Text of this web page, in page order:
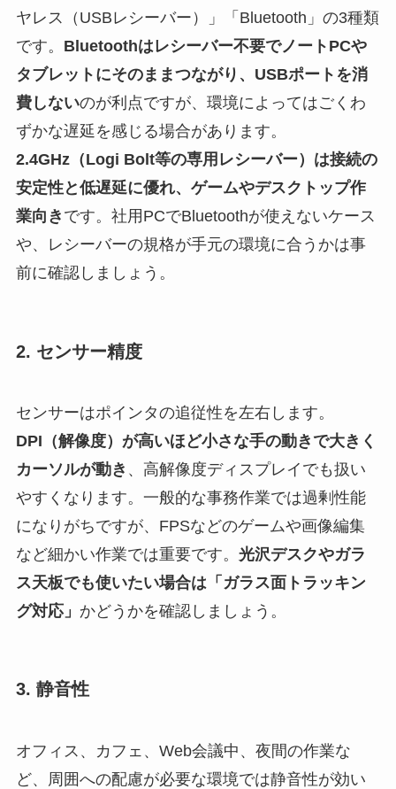
ヤレス（USBレシーバー）」「Bluetooth」の3種類
です。 Bluetoothはレシーバー不要でノートPCや
タブレットにそのままつながり、USBポートを消
費しないのが利点ですが、環境によってはごくわ
ずかな遅延を感じる場合があります。
2.4GHz（Logi Bolt等の専用レシーバー）は接続の
安定性と低遅延に優れ、ゲームやデスクトップ作
業向き です。社用PCでBluetoothが使えないケース
や、レシーバーの規格が手元の環境に合うかは事
前に確認しましょう。
2. センサー精度
センサーはポインタの追従性を左右します。
DPI（解像度）が高いほど小さな手の動きで大きく
カーソルが動き 、高解像度ディスプレイでも扱い
やすくなります。一般的な事務作業では過剰性能
になりがちですが、FPSなどのゲームや画像編集
など細かい作業では重要です。 光沢デスクやガラ
ス天板でも使いたい場合は「ガラス面トラッキン
グ対応」 かどうかを確認しましょう。
3. 静音性
オフィス、カフェ、Web会議中、夜間の作業な
ど、周囲への配慮が必要な環境では静音性が効い